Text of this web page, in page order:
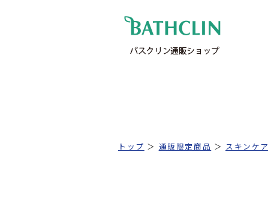
トップ ＞ 通販限定商品 ＞ スキンケア